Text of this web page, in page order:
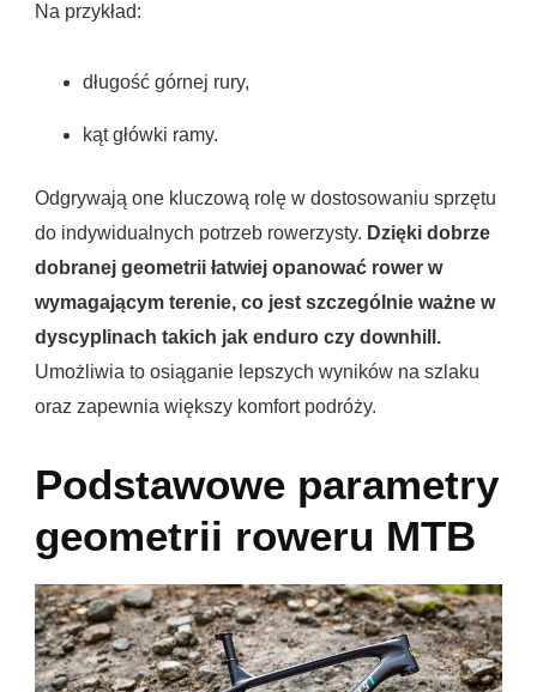
Na przykład:
długość górnej rury,
kąt główki ramy.
Odgrywają one kluczową rolę w dostosowaniu sprzętu
do indywidualnych potrzeb rowerzysty. Dzięki dobrze
dobranej geometrii łatwiej opanować rower w
wymagającym terenie, co jest szczególnie ważne w
dyscyplinach takich jak enduro czy downhill.
Umożliwia to osiąganie lepszych wyników na szlaku
oraz zapewnia większy komfort podróży.
Podstawowe parametry
geometrii roweru MTB